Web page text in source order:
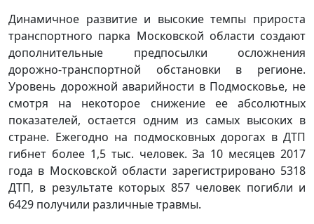
Динамичное развитие и высокие темпы прироста
транспортного парка Московской области создают
дополнительные предпосылки осложнения
дорожно-транспортной обстановки в регионе.
Уровень дорожной аварийности в Подмосковье, не
смотря на некоторое снижение ее абсолютных
показателей, остается одним из самых высоких в
стране. Ежегодно на подмосковных дорогах в ДТП
гибнет более 1,5 тыс. человек. За 10 месяцев 2017
года в Московской области зарегистрировано 5318
ДТП, в результате которых 857 человек погибли и
6429 получили различные травмы.